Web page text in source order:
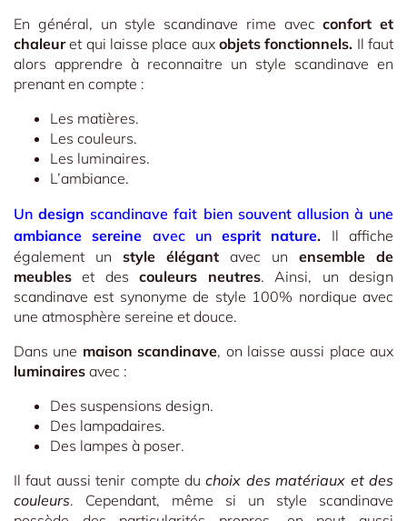
En général, un style scandinave rime avecconfort et
chaleuret qui laisse place aux objets fonctionnels. Il faut
alors apprendre à reconnaitre un style scandinave en
prenant en compte :
Les matières.
Les couleurs.
Les luminaires.
L’ambiance.
Undesign scandinave fait bien souvent allusion à une
ambiance sereine avec unesprit nature. Il affiche
également un style élégant avec un ensemble de
meubles et descouleurs neutres. Ainsi, un design
scandinave est synonyme de style 100% nordique avec
une atmosphère sereine et douce.
Dans une maison scandinave, on laisse aussi place aux
luminaires avec :
Des suspensions design.
Des lampadaires.
Des lampes à poser.
Il faut aussi tenir compte duchoix des matériaux et des
couleurs. Cependant, même si un style scandinave